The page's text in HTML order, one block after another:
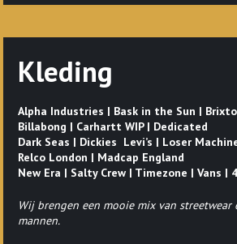
Kleding
Alpha Industries | Bask in the Sun |
Billabong | Carhartt WIP | Dedicated
Dark Seas | Dickies Levi’s | Loser
Relco London | Madcap England
New Era | Salty Crew | Timezone | Vans |
Wij brengen een mooie mix van streetwear
mannen.